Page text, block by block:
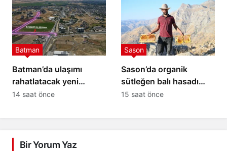
Batman’da ulaşımı
rahatlatacak yeni
alternatif bağlantı yolu
Batman
14 saat önce
Sason’da organik
sütleğen balı hasadı
gerçekleştirildi
Sason
15 saat önce
Bir Yorum Yaz